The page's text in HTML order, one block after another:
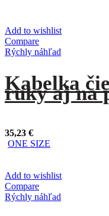
Add to wishlist
Compare
Rýchly náhľad
Kabelka
ruky aj na
35,23 €
ONE SIZE
Add to wishlist
Compare
Rýchly náhľad